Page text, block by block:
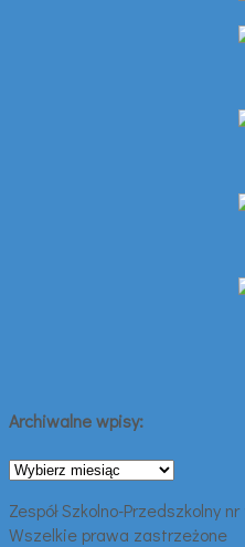
Archiwalne wpisy:
Archiwalne
Zespół Szkolno-Przedszkolny
Wszelkie prawa zastrzeżone